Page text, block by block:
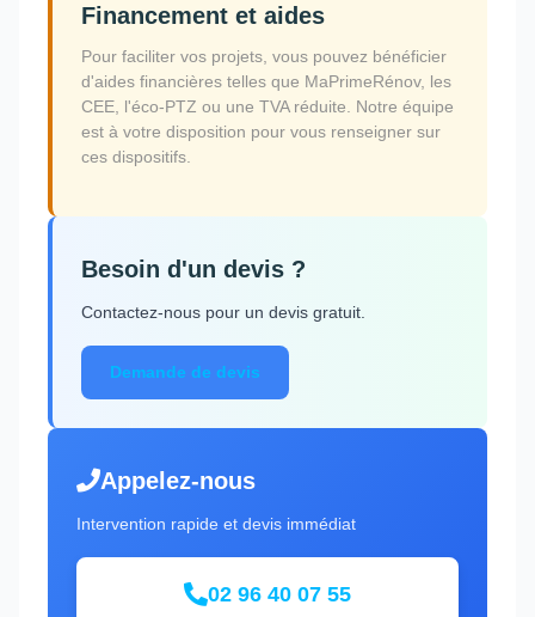
Financement et aides
Pour faciliter vos projets, vous pouvez bénéficier
d'aides financières telles que MaPrimeRénov, les
CEE, l'éco-PTZ ou une TVA réduite. Notre équipe
est à votre disposition pour vous renseigner sur
ces dispositifs.
Besoin d'un devis ?
Contactez-nous pour un devis gratuit.
Demande de devis
Appelez-nous
Intervention rapide et devis immédiat
02 96 40 07 55